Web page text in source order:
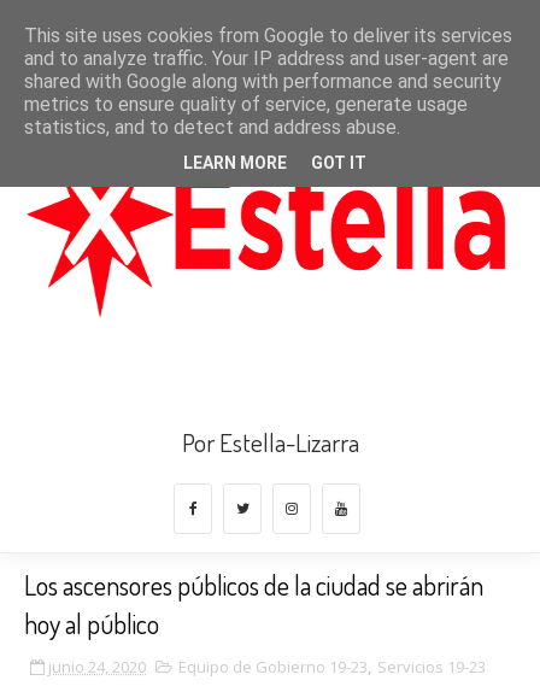
Por Estella-Lizarra
Los ascensores públicos de la ciudad se abrirán
hoy al público
junio 24, 2020 Equipo de Gobierno 19-23, Servicios 19-23
This site uses cookies from Google to deliver its services
and to analyze traffic. Your IP address and user-agent are
shared with Google along with performance and security
metrics to ensure quality of service, generate usage
statistics, and to detect and address abuse.
LEARN MORE GOT IT